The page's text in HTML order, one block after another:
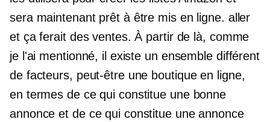
sera maintenant prêt à être mis en ligne. aller
et ça ferait des ventes. À partir de là, comme
je l'ai mentionné, il existe un ensemble différent
de facteurs, peut-être une boutique en ligne,
en termes de ce qui constitue une bonne
annonce et de ce qui constitue une annonce